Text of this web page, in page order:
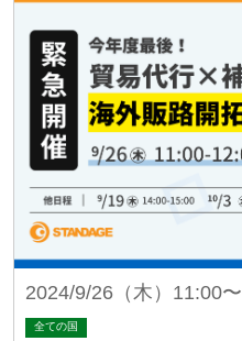
2024/9/26（木）11:00〜
全ての国